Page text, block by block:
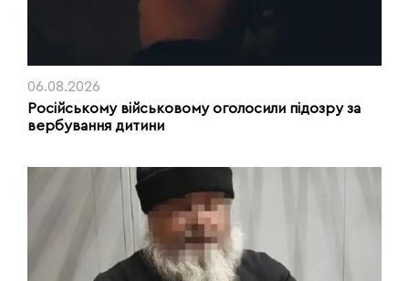
06.08.2026
Російському військовому оголосили підозру за
вербування дитини